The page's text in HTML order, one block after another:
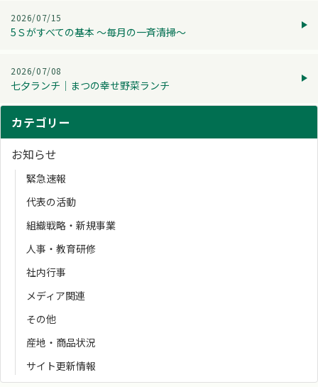
2026/07/15
5Ｓがすべての基本 ～毎月の一斉清掃～
2026/07/08
七夕ランチ│まつの幸せ野菜ランチ
カテゴリー
お知らせ
緊急速報
代表の活動
組織戦略・新規事業
人事・教育研修
社内行事
メディア関連
その他
産地・商品状況
サイト更新情報